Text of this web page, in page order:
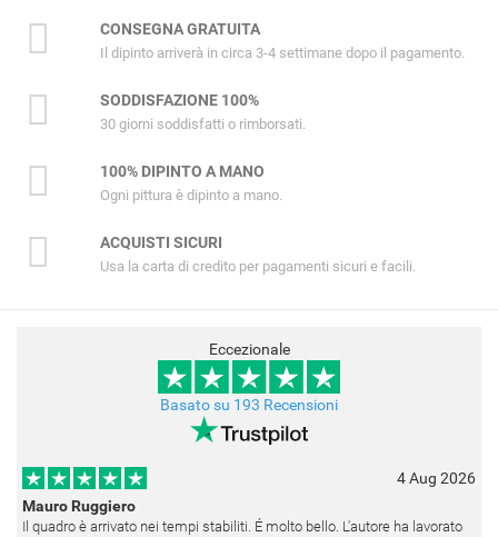
CONSEGNA GRATUITA
Il dipinto arriverà in circa 3-4 settimane dopo il pagamento.
SODDISFAZIONE 100%
30 giorni soddisfatti o rimborsati.
100% DIPINTO A MANO
Ogni pittura è dipinto a mano.
ACQUISTI SICURI
Usa la carta di credito per pagamenti sicuri e facili.
Eccezionale
Basato su 193 Recensioni
4 Aug 2026
Mauro Ruggiero
Il quadro è arrivato nei tempi stabiliti. É molto bello. L'autore ha lavorato